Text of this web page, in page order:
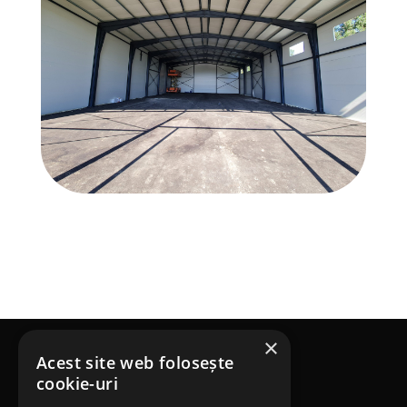
Terenuri Sportive SRL
Telefon: 0753 453 643
×
Acest site web folosește
cookie-uri